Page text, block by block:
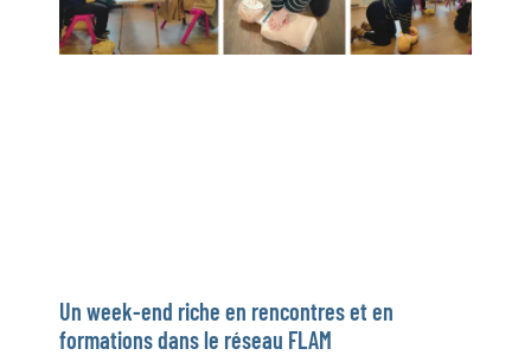
Un week-end riche en rencontres et en
formations dans le réseau FLAM